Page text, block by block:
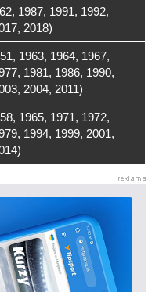
1987, 1991, 1992,
2018)
1963, 1964, 1967,
1981, 1986, 1990,
2004, 2011)
1965, 1971, 1972,
1994, 1999, 2001,